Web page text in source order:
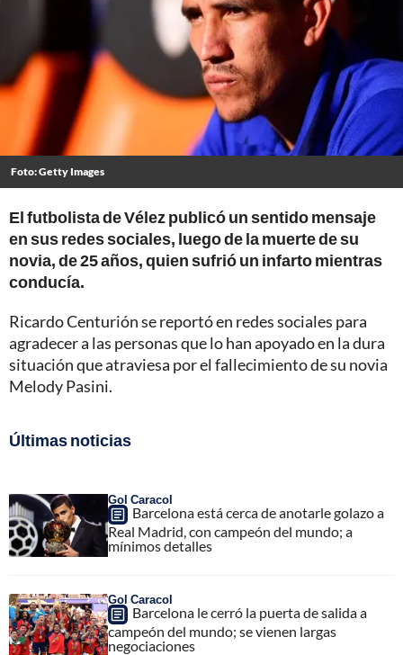
Foto: Getty Images
El futbolista de Vélez publicó un sentido mensaje
en sus redes sociales, luego de la muerte de su
novia, de 25 años, quien sufrió un infarto mientras
conducía.
Ricardo Centurión se reportó en redes sociales para
agradecer a las personas que lo han apoyado en la dura
situación que atraviesa por el fallecimiento de su novia
Melody Pasini.
Últimas noticias
Gol Caracol
Barcelona está cerca de anotarle golazo a
Real Madrid, con campeón del mundo; a
mínimos detalles
Gol Caracol
Barcelona le cerró la puerta de salida a
campeón del mundo; se vienen largas
negociaciones